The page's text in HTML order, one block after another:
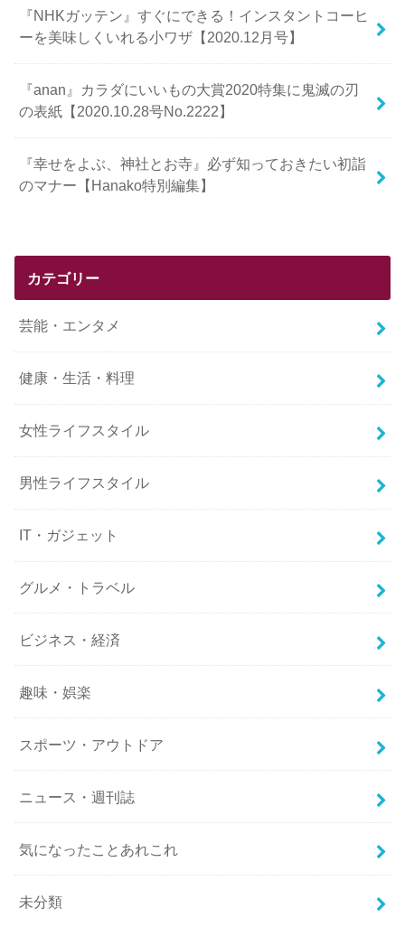
『NHKガッテン』すぐにできる！インスタントコーヒ
ーを美味しくいれる小ワザ【2020.12月号】
『anan』カラダにいいもの大賞2020特集に鬼滅の刃
の表紙【2020.10.28号No.2222】
『幸せをよぶ、神社とお寺』必ず知っておきたい初詣
のマナー【Hanako特別編集】
カテゴリー
芸能・エンタメ
健康・生活・料理
女性ライフスタイル
男性ライフスタイル
IT・ガジェット
グルメ・トラベル
ビジネス・経済
趣味・娯楽
スポーツ・アウトドア
ニュース・週刊誌
気になったことあれこれ
未分類